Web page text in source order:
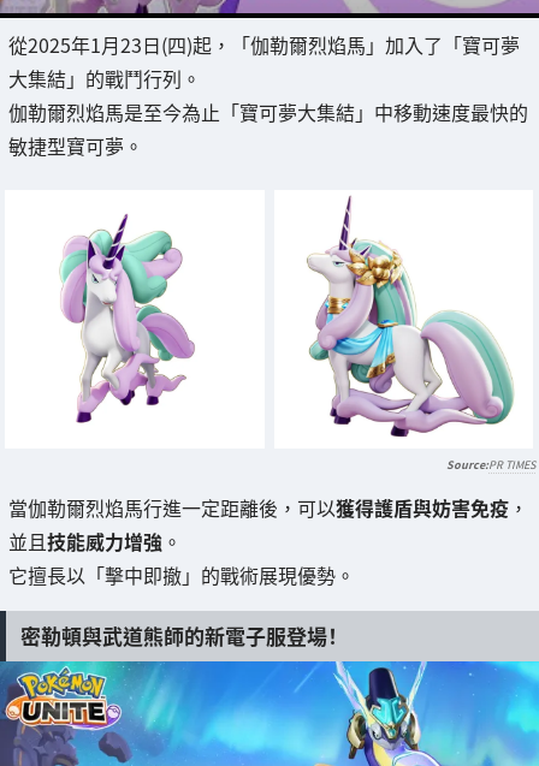
從2025年1月23日(四)起，「伽勒爾烈焰馬」加入了「寶可夢
大集結」的戰鬥行列。
伽勒爾烈焰馬是至今為止「寶可夢大集結」中移動速度最快的
敏捷型寶可夢。
PR TIMES
當伽勒爾烈焰馬行進一定距離後，可以獲得護盾與妨害免疫 ，
並且技能威力增強 。
它擅長以「擊中即撤」的戰術展現優勢。
密勒頓與武道熊師的新電子服登場！